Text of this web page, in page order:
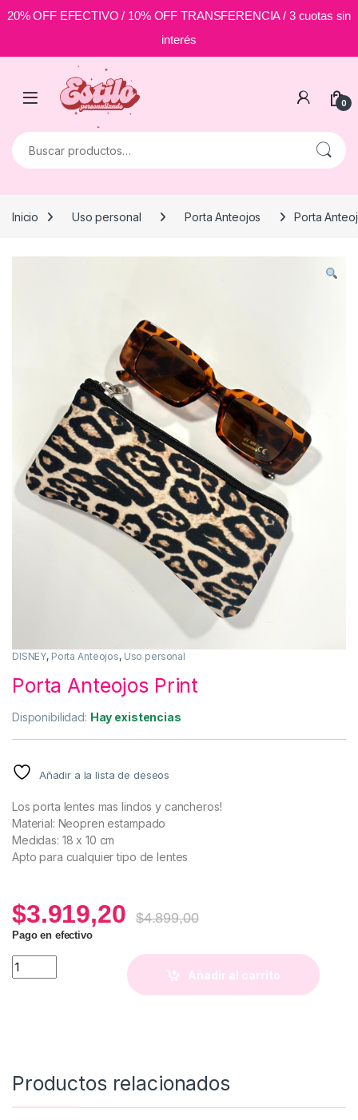
20% OFF EFECTIVO / 10% OFF TRANSFERENCIA / 3 cuotas sin
interés
Skip to navigation
0
Buscar por:
Inicio Uso personal Porta Anteojos Porta
DISNEY, Porta Anteojos, Uso personal
Porta Anteojos Print
Disponibilidad: Hay existencias
Añadir a la lista de deseos
Los porta lentes mas lindos y cancheros!
Material: Neopren estampado
Medidas: 18 x 10 cm
Apto para cualquier tipo de lentes
$3.919,20 $4.899,00
Pago en efectivo
Porta Anteojos Print quantity
Añadir al carrito
Productos relacionados